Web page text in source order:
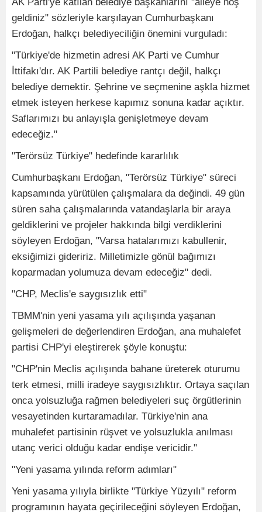
geldiniz" sözleriyle karşılayan Cumhurbaşkanı
Erdoğan, halkçı belediyeciliğin önemini vurguladı:
"Türkiye'de hizmetin adresi AK Parti ve Cumhur
İttifakı'dır. AK Partili belediye rantçı değil, halkçı
belediye demektir. Şehrine ve seçmenine aşkla hizmet
etmek isteyen herkese kapımız sonuna kadar açıktır.
Saflarımızı bu anlayışla genişletmeye devam
edeceğiz."
"Terörsüz Türkiye" hedefinde kararlılık
Cumhurbaşkanı Erdoğan, "Terörsüz Türkiye" süreci
kapsamında yürütülen çalışmalara da değindi. 49 gün
süren saha çalışmalarında vatandaşlarla bir araya
geldiklerini ve projeler hakkında bilgi verdiklerini
söyleyen Erdoğan, "Varsa hatalarımızı kabullenir,
eksiğimizi gideririz. Milletimizle gönül bağımızı
koparmadan yolumuza devam edeceğiz" dedi.
"CHP, Meclis'e saygısızlık etti"
TBMM'nin yeni yasama yılı açılışında yaşanan
gelişmeleri de değerlendiren Erdoğan, ana muhalefet
partisi CHP'yi eleştirerek şöyle konuştu:
"CHP'nin Meclis açılışında bahane üreterek oturumu
terk etmesi, milli iradeye saygısızlıktır. Ortaya saçılan
onca yolsuzluğa rağmen belediyeleri suç örgütlerinin
vesayetinden kurtaramadılar. Türkiye'nin ana
muhalefet partisinin rüşvet ve yolsuzlukla anılması
utanç verici olduğu kadar endişe vericidir."
"Yeni yasama yılında reform adımları"
Yeni yasama yılıyla birlikte "Türkiye Yüzyılı" reform
programının hayata geçirileceğini söyleyen Erdoğan,